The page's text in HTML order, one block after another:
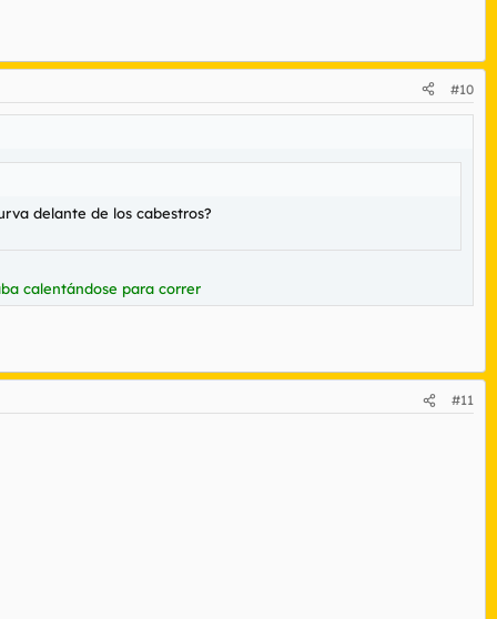
#10
delante de los cabestros?
calentándose para correr
#11